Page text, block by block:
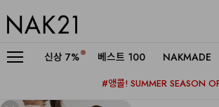
신상 7% 베스트 100 NAKMADE
#앵콜! SUMMER SEASON